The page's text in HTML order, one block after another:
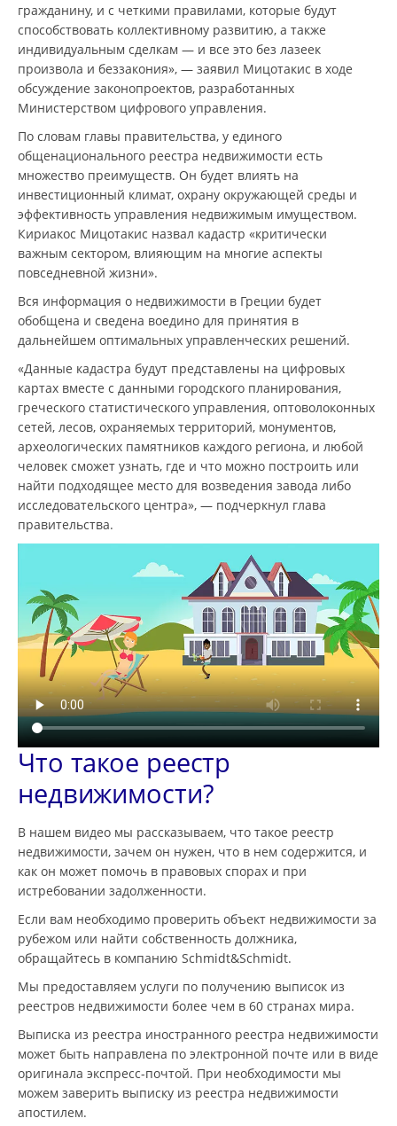
гражданину, и с четкими правилами, которые будут
способствовать коллективному развитию, а также
индивидуальным сделкам — и все это без лазеек
произвола и беззакония», — заявил Мицотакис в ходе
обсуждение законопроектов, разработанных
Министерством цифрового управления.
По словам главы правительства, у единого
общенационального реестра недвижимости есть
множество преимуществ. Он будет влиять на
инвестиционный климат, охрану окружающей среды и
эффективность управления недвижимым имуществом.
Кириакос Мицотакис назвал кадастр «критически
важным сектором, влияющим на многие аспекты
повседневной жизни».
Вся информация о недвижимости в Греции будет
обобщена и сведена воедино для принятия в
дальнейшем оптимальных управленческих решений.
«Данные кадастра будут представлены на цифровых
картах вместе с данными городского планирования,
греческого статистического управления, оптоволоконных
сетей, лесов, охраняемых территорий, монументов,
археологических памятников каждого региона, и любой
человек сможет узнать, где и что можно построить или
найти подходящее место для возведения завода либо
исследовательского центра», — подчеркнул глава
правительства.
Что такое реестр
недвижимости?
В нашем видео мы рассказываем, что такое реестр
недвижимости, зачем он нужен, что в нем содержится, и
как он может помочь в правовых спорах и при
истребовании задолженности.
Если вам необходимо проверить объект недвижимости за
рубежом или найти собственность должника,
обращайтесь в компанию Schmidt&Schmidt.
Мы предоставляем услуги по получению выписок из
реестров недвижимости более чем в 60 странах мира.
Выписка из реестра иностранного реестра недвижимости
может быть направлена по электронной почте или в виде
оригинала экспресс-почтой. При необходимости мы
можем заверить выписку из реестра недвижимости
апостилем.